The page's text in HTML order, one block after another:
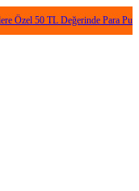
TL Değerinde Para Puan! •